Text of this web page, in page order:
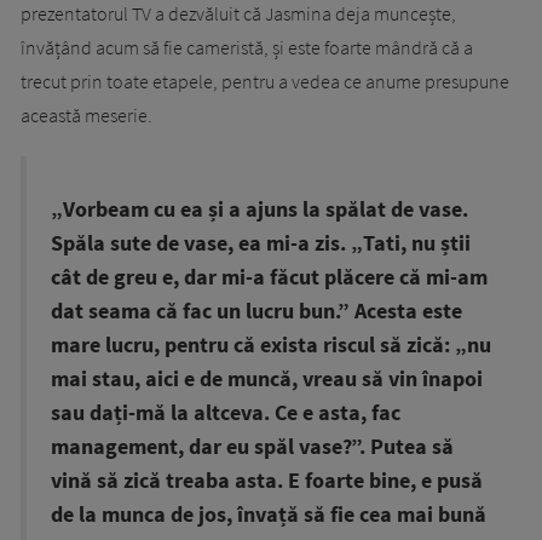
prezentatorul TV a dezvăluit că Jasmina deja muncește,
învățând acum să fie cameristă, și este foarte mândră că a
trecut prin toate etapele, pentru a vedea ce anume presupune
această meserie.
„Vorbeam cu ea și a ajuns la spălat de vase.
Spăla sute de vase, ea mi-a zis. „Tati, nu știi
cât de greu e, dar mi-a făcut plăcere că mi-am
dat seama că fac un lucru bun.” Acesta este
mare lucru, pentru că exista riscul să zică: „nu
mai stau, aici e de muncă, vreau să vin înapoi
sau dați-mă la altceva. Ce e asta, fac
management, dar eu spăl vase?”. Putea să
vină să zică treaba asta. E foarte bine, e pusă
de la munca de jos, învață să fie cea mai bună